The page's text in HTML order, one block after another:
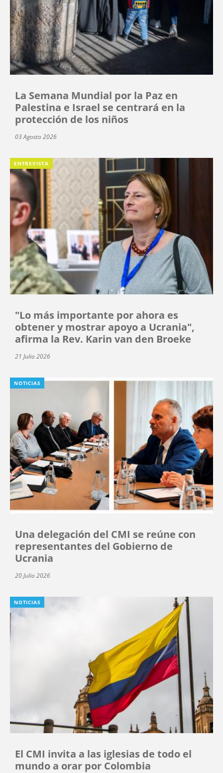
La Semana Mundial por la Paz en
Palestina e Israel se centrará en la
protección de los niños
03 Agosto 2026
ENTREVISTA
"Lo más importante por ahora es
obtener y mostrar apoyo a Ucrania",
afirma la Rev. Karin van den Broeke
21 Julio 2026
NOTICIAS
Una delegación del CMI se reúne con
representantes del Gobierno de
Ucrania
20 Julio 2026
NOTICIAS
El CMI invita a las iglesias de todo el
mundo a orar por Colombia